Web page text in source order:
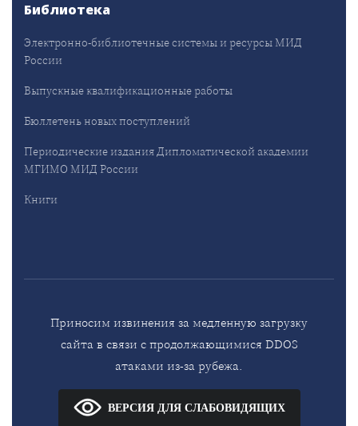
Библиотека
Электронно-библиотечные системы и ресурсы МИД
России
Выпускные квалификационные работы
Бюллетень новых поступлений
Периодические издания Дипломатической академии
МГИМО МИД России
Книги
Приносим извинения за медленную загрузку
сайта в связи с продолжающимися DDOS
атаками из-за рубежа.
ВЕРСИЯ ДЛЯ СЛАБОВИДЯЩИХ